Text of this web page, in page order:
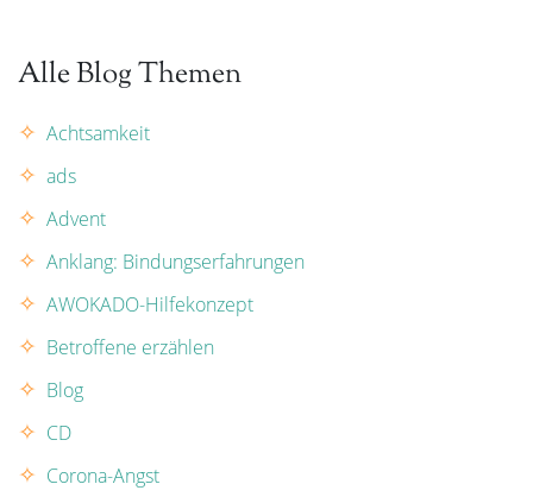
Alle Blog Themen
Achtsamkeit
ads
Advent
Anklang: Bindungserfahrungen
AWOKADO-Hilfekonzept
Betroffene erzählen
Blog
CD
Corona-Angst